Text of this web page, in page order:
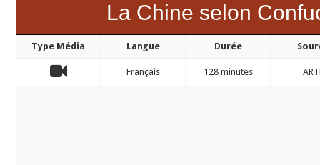
La Chine selon
Type Média Langue Durée
Français 128 minutes